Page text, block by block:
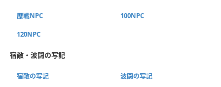
歴戦NPC 100NPC
120NPC
宿敵・波闘の写記
宿敵の写記 波闘の写記